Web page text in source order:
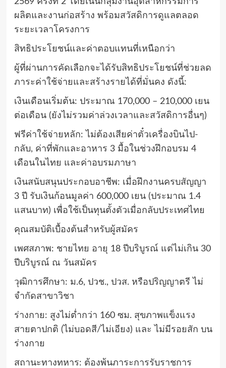
ผลิตและงานก่อสร้าง พร้อมสวัสดิการดูแลตลอด
ระยะเวลาโครงการ
สิทธิประโยชน์และค่าตอบแทนที่เหนือกว่า
ผู้ที่ผ่านการคัดเลือกจะได้รับสิทธิประโยชน์ที่ช่วยลด
ภาระค่าใช้จ่ายและสร้างรายได้ที่มั่นคง ดังนี้:
เงินเดือนเริ่มต้น: ประมาณ 170,000 – 210,000 เยน
ต่อเดือน (ยังไม่รวมค่าล่วงเวลาและสวัสดิการอื่นๆ)
ฟรีค่าใช้จ่ายหลัก: ไม่ต้องเสียค่าตั๋วเครื่องบินไป-
กลับ, ค่าที่พักและอาหาร 3 มื้อในช่วงฝึกอบรม 4
เดือนในไทย และค่าอบรมภาษา
เงินสนับสนุนประกอบอาชีพ: เมื่อฝึกงานครบสัญญา
3 ปี รับเงินก้อนมูลค่า 600,000 เยน (ประมาณ 1.4
แสนบาท) เพื่อใช้เป็นทุนตั้งตัวเมื่อกลับประเทศไทย
คุณสมบัติเบื้องต้นสำหรับผู้สมัคร
เพศสภาพ: ชายไทย อายุ 18 ปีบริบูรณ์ แต่ไม่เกิน 30
ปีบริบูรณ์ ณ วันสมัคร
วุฒิการศึกษา: ม.6, ปวช., ปวส. หรือปริญญาตรี ไม่
จำกัดสาขาวิชา
ร่างกาย: สูงไม่ต่ำกว่า 160 ซม. สุขภาพแข็งแรง
สายตาปกติ (ไม่บอดสี/ไม่เอียง) และ ไม่มีรอยสัก บน
ร่างกาย
สถานะทางทหาร: ต้องพ้นภาระการรับราชการ